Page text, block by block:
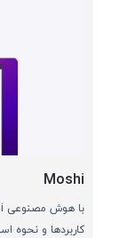
Moshi
کاربردها و نحوه